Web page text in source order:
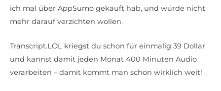
ich mal über AppSumo gekauft hab, und würde nicht
mehr darauf verzichten wollen.
Transcript.LOL kriegst du schon für einmalig 39 Dollar
und kannst damit jeden Monat 400 Minuten Audio
verarbeiten – damit kommt man schon wirklich weit!